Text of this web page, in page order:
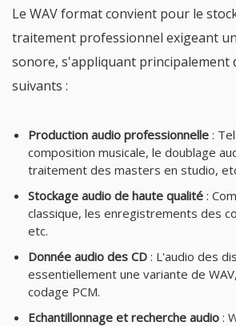
Le WAV format convient pour le
traitement professionnel exigeant
sonore, s'appliquant principalement
suivants :
Production audio professionnelle :
composition musicale, le doublage
traitement des masters en studio,
Stockage audio de haute qualité :
classique, les enregistrements des
etc.
Donnée audio des CD : L'audio des
essentiellement une variante de
codage PCM.
Echantillonnage et recherche audio :